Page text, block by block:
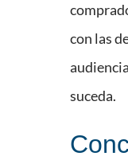
con las
suceda.